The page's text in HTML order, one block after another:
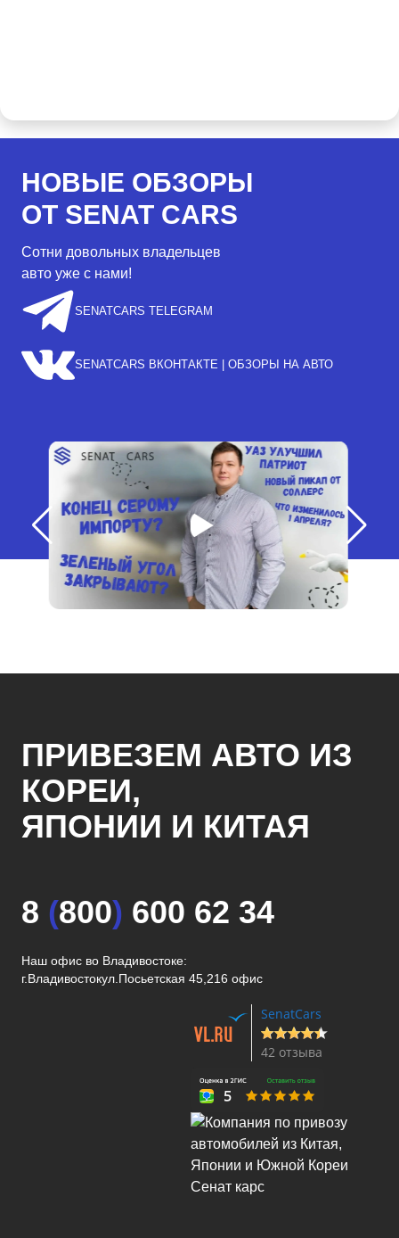
НОВЫЕ ОБЗОРЫ
ОТ SENAT CARS
Сотни довольных владельцев
авто уже с нами!
SENATCARS TELEGRAM
SENATCARS ВКОНТАКТЕ | ОБЗОРЫ НА АВТО
ПРИВЕЗЕМ АВТО ИЗ
КОРЕИ,
ЯПОНИИ И КИТАЯ
8 (800) 600 62 34
Наш офис во Владивостоке:
г.Владивостокул.Посьетская 45,216 офис
SenatCars
42 отзыва